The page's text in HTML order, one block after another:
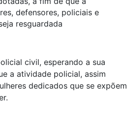
defensores, policiais e
resguardada
civil, esperando a sua
a atividade policial, assim
dedicados que se expõem